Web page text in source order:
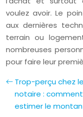
voulez avoir. Le
aux dernières
terrain ou
nombreuses
pour faire leur
Trop-perçu chez le
notaire : comment
estimer le